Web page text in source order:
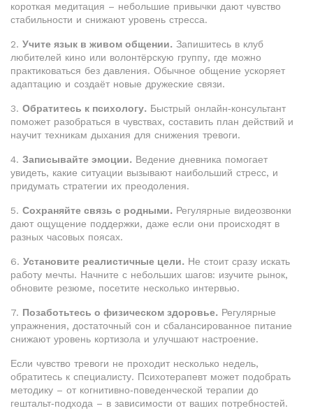
короткая медитация – небольшие привычки дают чувство
стабильности и снижают уровень стресса.
2. Учите язык в живом общении. Запишитесь в клуб
любителей кино или волонтёрскую группу, где можно
практиковаться без давления. Обычное общение ускоряет
адаптацию и создаёт новые дружеские связи.
3. Обратитесь к психологу. Быстрый онлайн‑консультант
поможет разобраться в чувствах, составить план действий и
научит техникам дыхания для снижения тревоги.
4. Записывайте эмоции. Ведение дневника помогает
увидеть, какие ситуации вызывают наибольший стресс, и
придумать стратегии их преодоления.
5. Сохраняйте связь с родными. Регулярные видеозвонки
дают ощущение поддержки, даже если они происходят в
разных часовых поясах.
6. Установите реалистичные цели. Не стоит сразу искать
работу мечты. Начните с небольших шагов: изучите рынок,
обновите резюме, посетите несколько интервью.
7. Позаботьтесь о физическом здоровье. Регулярные
упражнения, достаточный сон и сбалансированное питание
снижают уровень кортизола и улучшают настроение.
Если чувство тревоги не проходит несколько недель,
обратитесь к специалисту. Психотерапевт может подобрать
методику – от когнитивно‑поведенческой терапии до
гештальт‑подхода – в зависимости от ваших потребностей.